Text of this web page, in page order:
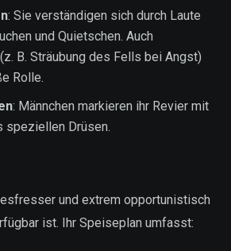
: Sie verständigen sich durch Laute
und Quietschen. Auch
B. Sträubung des Fells bei Angst)
Rolle.
: Männchen markieren ihr Revier mit
speziellen Drüsen.
und extrem opportunistisch
ist. Ihr Speiseplan umfasst: